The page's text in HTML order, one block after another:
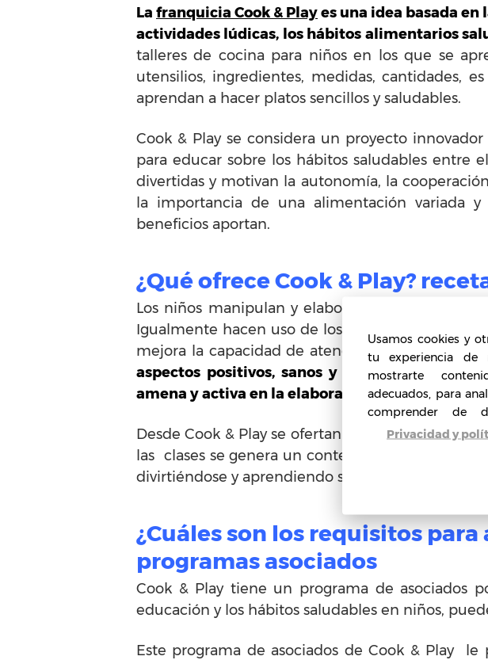
La franquicia Cook & Playes una idea basada
actividades lúdicas, los hábitos alimentarios
talleres de cocina para niños en los que se
utensilios, ingredientes, medidas, cantidades,
aprendan a hacer platos sencillos y saludables.
Cook & Play se considera un proyecto
para educar sobre los hábitos saludables entre
divertidas y motivan la autonomía, la
la importancia de una alimentación variada
beneficios aportan.
¿Qué ofrece Cook & Play?
Los niños manipulan y elaboran con los
Igualmente hacen uso de los utensilios, el
mejora la capacidad de atención y aprendizaje.
aspectos positivos, sanos y divertidos en los
amena y activa en la elaboración de sus propios
Desde Cook & Play se ofertan cursos y talleres
las clases se genera un contexto emocional
divirtiéndose y aprendiendo sin esfuerzo.
¿Cuáles son los requisitos
programas asociados
Cook & Play tiene un programa de asociados
educación y los hábitos saludables en niños,
Este programa de asociados de Cook & Play
Usamos cookies y
tu experiencia de
mostrarte
adecuados, para
comprender de
Privacidad y